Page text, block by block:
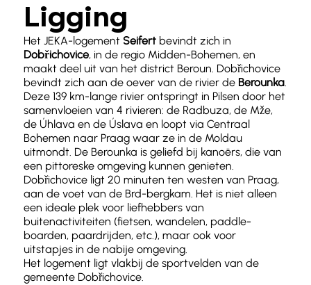
Ligging
Het JEKA-logementSeifert bevindt zich in
Dobřichovice, in de regio Midden-Bohemen, en
maakt deel uit van het district Beroun. Dobřichovice
bevindt zich aan de oever van de rivier de Berounka.
Deze 139 km-lange rivier ontspringt in Pilsen door het
samenvloeien van 4 rivieren: de Radbuza, de Mže,
de Úhlava en de Úslava en loopt via Centraal
Bohemen naar Praag waar ze in de Moldau
uitmondt. De Berounka is geliefd bij kanoërs, die van
een pittoreske omgeving kunnen genieten.
Dobřichovice ligt 20 minuten ten westen van Praag,
aan de voet van de Brd-bergkam. Het is niet alleen
een ideale plek voor liefhebbers van
buitenactiviteiten (fietsen, wandelen, paddle-
boarden, paardrijden, etc.), maar ook voor
uitstapjes in de nabije omgeving.
Het logement ligt vlakbij de sportvelden van de
gemeente Dobřichovice.